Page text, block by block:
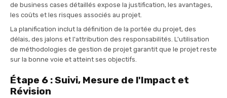
de business cases détaillés expose la justification, les avantages,
les coûts et les risques associés au projet.
La planification inclut la définition de la portée du projet, des
délais, des jalons et l'attribution des responsabilités. L'utilisation
de méthodologies de gestion de projet garantit que le projet reste
sur la bonne voie et atteint ses objectifs.
Étape 6 : Suivi, Mesure de l'Impact et
Révision